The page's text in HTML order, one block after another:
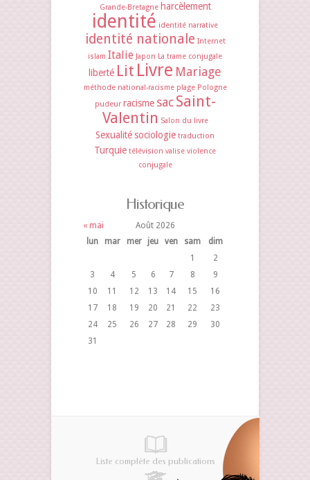
Grande-Bretagne harcèlement
identité identité narrative
identité nationale Internet
islam Italie Japon La trame conjugale
liberté Lit Livre Mariage
méthode national-racisme plage Pologne
pudeur racisme sac Saint-
Valentin Salon du livre
Sexualité sociologie traduction
Turquie télévision valise violence
conjugale
Historique
« mai
Août 2026
lun
mar mer jeu ven sam
dim
1
2
3
4 5 6 7 8
9
10
11 12 13 14 15
16
17
18 19 20 21 22
23
24
25 26 27 28 29
30
31
Liste complète des publications